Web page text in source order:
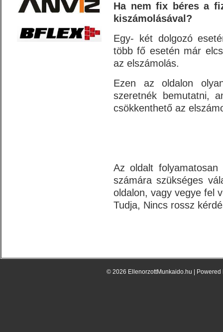
Ha nem fix béres a
kiszámolásával?
Egy- két dolgozó
több fő esetén már
az elszámolás.
Ezen az oldalon
szeretnék bemutatni,
csökkenthető az
Az oldalt
számára szükséges
oldalon, vagy vegye fel
Tudja, Nincs rossz
© 2026 EllenorzottMunkaido.hu |